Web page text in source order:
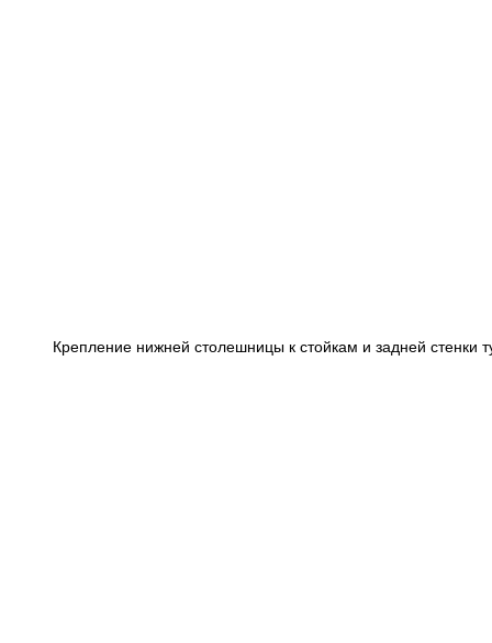
Крепление нижней столешницы к стойкам и задней стенки